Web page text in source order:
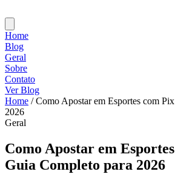
Home
Blog
Geral
Sobre
Contato
Ver Blog
Home / Como Apostar em Esportes com
2026
Geral
Como Apostar em
Guia Completo para 2026